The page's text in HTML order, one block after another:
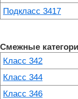
Подкласс 3417
Смежные
Класс 342
Класс 344
Класс 346